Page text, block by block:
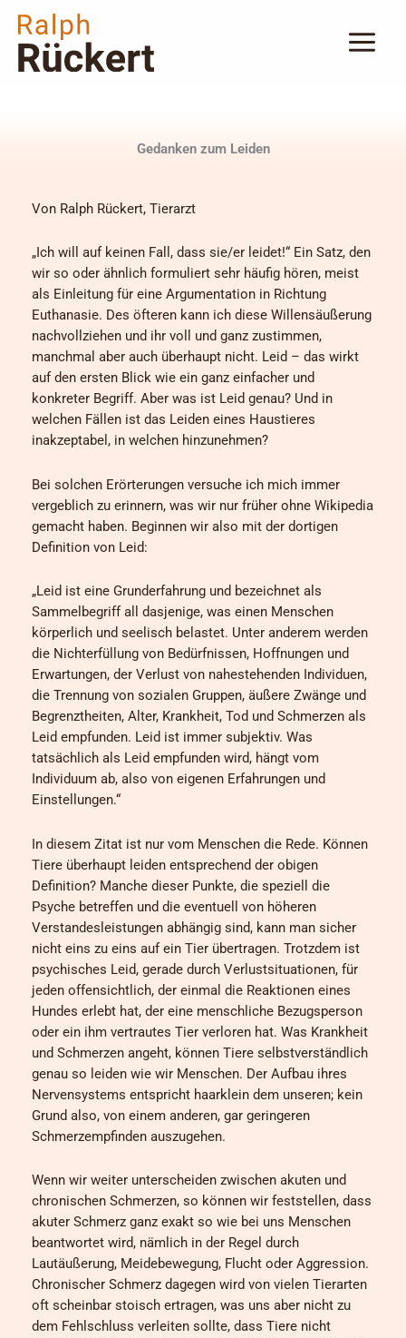
Inhalt
springen
Gedanken zum Leiden
Von Ralph Rückert, Tierarzt
„Ich will auf keinen Fall, dass sie/er leidet!“ Ein Satz, den
wir so oder ähnlich formuliert sehr häufig hören, meist
als Einleitung für eine Argumentation in Richtung
Euthanasie. Des öfteren kann ich diese Willensäußerung
nachvollziehen und ihr voll und ganz zustimmen,
manchmal aber auch überhaupt nicht. Leid – das wirkt
auf den ersten Blick wie ein ganz einfacher und
konkreter Begriff. Aber was ist Leid genau? Und in
welchen Fällen ist das Leiden eines Haustieres
inakzeptabel, in welchen hinzunehmen?
Bei solchen Erörterungen versuche ich mich immer
vergeblich zu erinnern, was wir nur früher ohne Wikipedia
gemacht haben. Beginnen wir also mit der dortigen
Definition von Leid:
„Leid ist eine Grunderfahrung und bezeichnet als
Sammelbegriff all dasjenige, was einen Menschen
körperlich und seelisch belastet. Unter anderem werden
die Nichterfüllung von Bedürfnissen, Hoffnungen und
Erwartungen, der Verlust von nahestehenden Individuen,
die Trennung von sozialen Gruppen, äußere Zwänge und
Begrenztheiten, Alter, Krankheit, Tod und Schmerzen als
Leid empfunden. Leid ist immer subjektiv. Was
tatsächlich als Leid empfunden wird, hängt vom
Individuum ab, also von eigenen Erfahrungen und
Einstellungen.“
In diesem Zitat ist nur vom Menschen die Rede. Können
Tiere überhaupt leiden entsprechend der obigen
Definition? Manche dieser Punkte, die speziell die
Psyche betreffen und die eventuell von höheren
Verstandesleistungen abhängig sind, kann man sicher
nicht eins zu eins auf ein Tier übertragen. Trotzdem ist
psychisches Leid, gerade durch Verlustsituationen, für
jeden offensichtlich, der einmal die Reaktionen eines
Hundes erlebt hat, der eine menschliche Bezugsperson
oder ein ihm vertrautes Tier verloren hat. Was Krankheit
und Schmerzen angeht, können Tiere selbstverständlich
genau so leiden wie wir Menschen. Der Aufbau ihres
Nervensystems entspricht haarklein dem unseren; kein
Grund also, von einem anderen, gar geringeren
Schmerzempfinden auszugehen.
Wenn wir weiter unterscheiden zwischen akuten und
chronischen Schmerzen, so können wir feststellen, dass
akuter Schmerz ganz exakt so wie bei uns Menschen
beantwortet wird, nämlich in der Regel durch
Lautäußerung, Meidebewegung, Flucht oder Aggression.
Chronischer Schmerz dagegen wird von vielen Tierarten
oft scheinbar stoisch ertragen, was uns aber nicht zu
dem Fehlschluss verleiten sollte, dass Tiere nicht